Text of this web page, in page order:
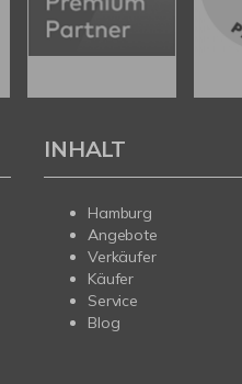
INHALT
Hamburg
Angebote
Verkäufer
Käufer
Service
Blog